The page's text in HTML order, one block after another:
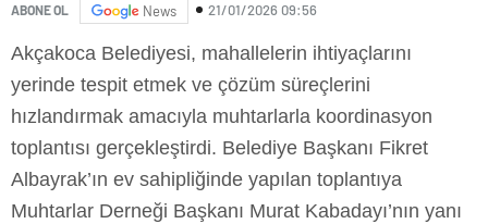
ABONE OL News 21/01/2026 09:56
Akçakoca Belediyesi, mahallelerin ihtiyaçlarını
yerinde tespit etmek ve çözüm süreçlerini
hızlandırmak amacıyla muhtarlarla koordinasyon
toplantısı gerçekleştirdi. Belediye Başkanı Fikret
Albayrak’ın ev sahipliğinde yapılan toplantıya
Muhtarlar Derneği Başkanı Murat Kabadayı’nın yanı